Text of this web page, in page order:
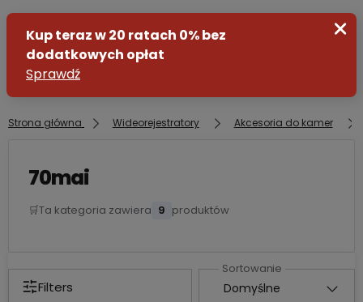
Strona główna Wideorejestratory Akcesoria do kamer
70mai
🛒Ta kategoria zawiera 9 produktów
Filters